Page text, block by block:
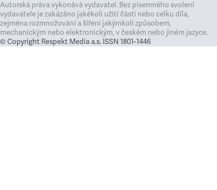
Autorská práva vykonává vydavatel. Bez písemného svolení
vydavatele je zakázáno jakékoli užití částí nebo celku díla,
zejména rozmnožování a šíření jakýmkoli způsobem,
mechanickým nebo elektronickým, v českém nebo jiném jazyce.
© Copyright Respekt Media a.s. ISSN 1801-1446